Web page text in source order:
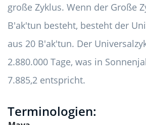
große Zyklus. Wenn der Große
B'ak'tun besteht, besteht der
aus 20 B'ak'tun. Der
2.880.000 Tage, was in
7.885,2 entspricht.
Terminologien: